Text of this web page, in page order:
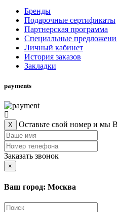
Бренды
Подарочные сертификаты
Партнерская программа
Специальные
Личный кабинет
История заказов
Закладки
payments
X Оставьте свой номер и мы
Заказать звонок
×
Ваш город: Москва